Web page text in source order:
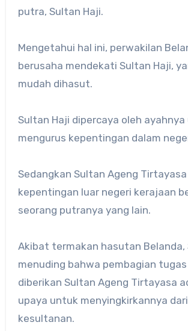
putra, Sultan Haji.
Mengetahui hal ini, perwakilan
berusaha mendekati Sultan Haji,
mudah dihasut.
Sultan Haji dipercaya oleh
mengurus kepentingan dalam
Sedangkan Sultan Ageng
kepentingan luar negeri kerajaan
seorang putranya yang lain.
Akibat termakan hasutan Belanda,
menuding bahwa pembagian
diberikan Sultan Ageng Tirtayasa
upaya untuk menyingkirkannya
kesultanan.